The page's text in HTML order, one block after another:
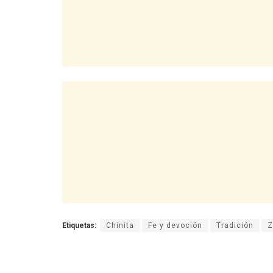
Etiquetas: Chinita Fe y devoción Tradición